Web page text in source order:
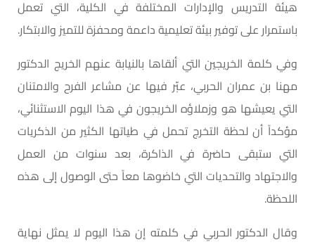
هيئة التدريس والإدارات المختلفة في الكلية، التي تعمل
باستمرار على توفير بيئة تعليمية داعمة ومحفزة للتميز والابتكار.
وفي كلمة الخريجين التي ألقاها بالنيابة عنهم الخريج الدكتور
مهنا بن عمران الحربي، عبّر فيها عن مشاعر الفرح والامتنان
التي يعيشها هو وزملاؤه الخريجون في هذا اليوم الاستثنائي،
مؤكداً أن لحظة التخرج تحمل في طياتها الكثير من الذكريات
التي ستبقى حاضرة في الذاكرة، بعد سنوات من العمل
والاجتهاد والتحديات التي خاضوها معاً حتى الوصول إلى هذه
اللحظة.
وقال الدكتور الحربي في كلمته إن هذا اليوم لا يمثل نهاية